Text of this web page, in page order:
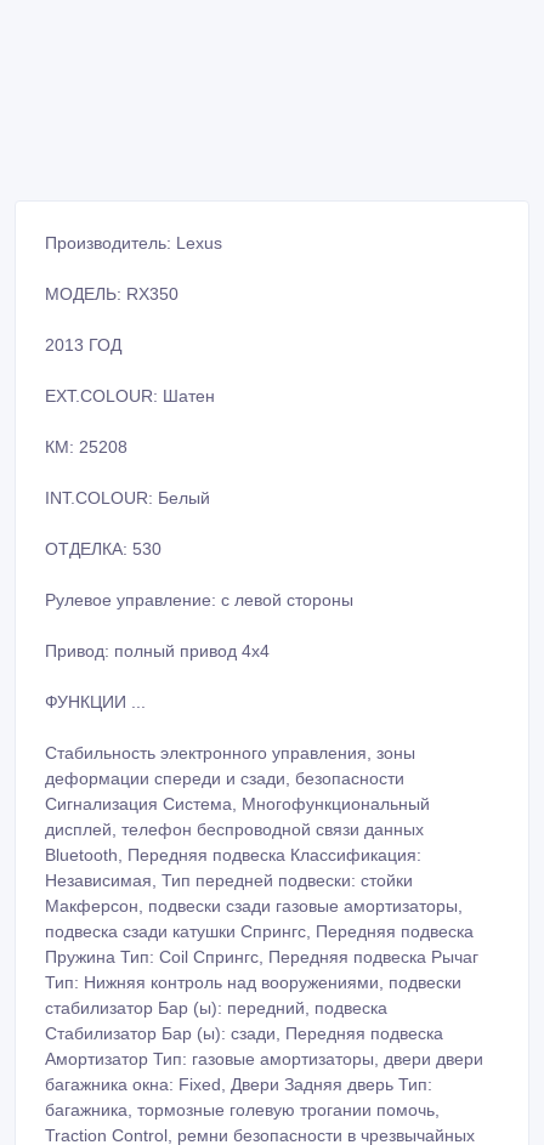
Производитель: Lexus
МОДЕЛЬ: RX350
2013 ГОД
EXT.COLOUR: Шатен
КМ: 25208
INT.COLOUR: Белый
ОТДЕЛКА: 530
Рулевое управление: с левой стороны
Привод: полный привод 4x4
ФУНКЦИИ ...
Стабильность электронного управления, зоны
деформации спереди и сзади, безопасности
Сигнализация Система, Многофункциональный
дисплей, телефон беспроводной связи данных
Bluetooth, Передняя подвеска Классификация:
Независимая, Тип передней подвески: стойки
Макферсон, подвески сзади газовые амортизаторы,
подвеска сзади катушки Спрингс, Передняя подвеска
Пружина Тип: Coil Спрингс, Передняя подвеска Рычаг
Тип: Нижняя контроль над вооружениями, подвески
стабилизатор Бар (ы): передний, подвеска
Стабилизатор Бар (ы): сзади, Передняя подвеска
Амортизатор Тип: газовые амортизаторы, двери двери
багажника окна: Fixed, Двери Задняя дверь Тип:
багажника, тормозные голевую трогании помочь,
Traction Control, ремни безопасности в чрезвычайных